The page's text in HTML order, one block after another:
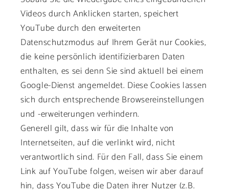
Videos durch Anklicken starten, speichert
YouTube durch den erweiterten
Datenschutzmodus auf Ihrem Gerät nur Cookies,
die keine persönlich identifizierbaren Daten
enthalten, es sei denn Sie sind aktuell bei einem
Google-Dienst angemeldet. Diese Cookies lassen
sich durch entsprechende Browsereinstellungen
und -erweiterungen verhindern.
Generell gilt, dass wir für die Inhalte von
Internetseiten, auf die verlinkt wird, nicht
verantwortlich sind. Für den Fall, dass Sie einem
Link auf YouTube folgen, weisen wir aber darauf
hin, dass YouTube die Daten ihrer Nutzer (z.B.